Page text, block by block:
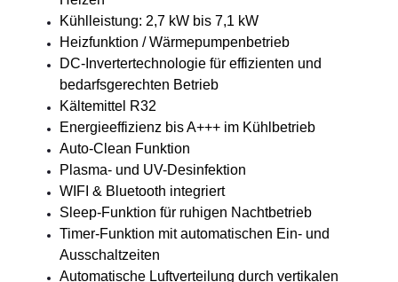
Kühlleistung: 2,7 kW bis 7,1 kW
Heizfunktion / Wärmepumpenbetrieb
DC-Invertertechnologie für effizienten und
bedarfsgerechten Betrieb
Kältemittel R32
Energieeffizienz bis A+++ im Kühlbetrieb
Auto-Clean Funktion
Plasma- und UV-Desinfektion
WIFI & Bluetooth integriert
Sleep-Funktion für ruhigen Nachtbetrieb
Timer-Funktion mit automatischen Ein- und
Ausschaltzeiten
Automatische Luftverteilung durch vertikalen